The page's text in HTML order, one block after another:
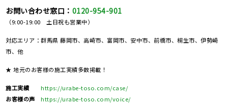
お問い合わせ窓口： 0120-954-901
（9:00-19:00 土日祝も営業中）
対応エリア：群馬県 藤岡市、高崎市、富岡市、安中市、前橋市、桐生市、伊勢崎
市、他
★ 地元のお客様の施工実績多数掲載！
施工実績
https://urabe-toso.com/case/
お客様の声
https://urabe-toso.com/voice/